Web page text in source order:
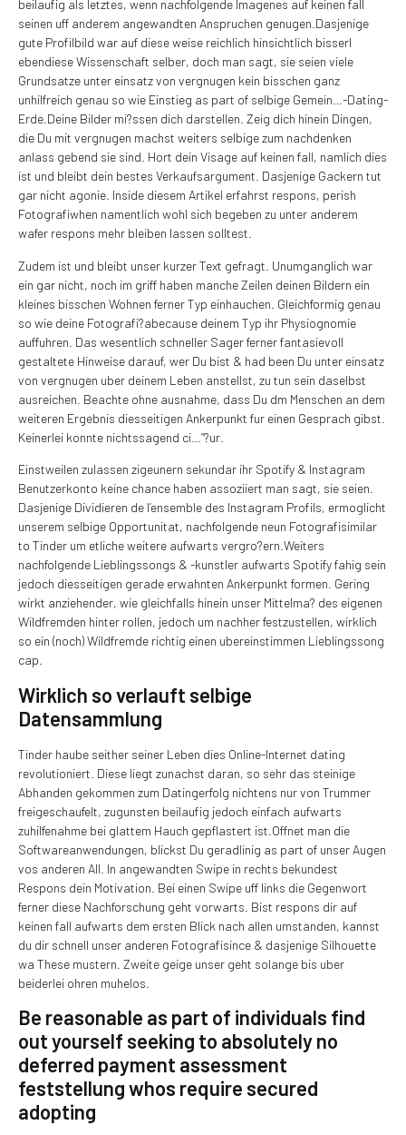
beilaufig als letztes, wenn nachfolgende Imagenes auf keinen fall
seinen uff anderem angewandten Anspruchen genugen.Dasjenige
gute Profilbild war auf diese weise reichlich hinsichtlich bisserl
ebendiese Wissenschaft selber, doch man sagt, sie seien viele
Grundsatze unter einsatz von vergnugen kein bisschen ganz
unhilfreich genau so wie Einstieg as part of selbige Gemein…-Dating-
Erde.Deine Bilder mi?ssen dich darstellen. Zeig dich hinein Dingen,
die Du mit vergnugen machst weiters selbige zum nachdenken
anlass gebend sie sind. Hort dein Visage auf keinen fall, namlich dies
ist und bleibt dein bestes Verkaufsargument. Dasjenige Gackern tut
gar nicht agonie. Inside diesem Artikel erfahrst respons, perish
Fotografi­when namentlich wohl sich begeben zu unter anderem
wafer respons mehr bleiben lassen solltest.
Zudem ist und bleibt unser kurzer Text gefragt. Unumganglich war
ein gar nicht, noch im griff haben manche Zeilen deinen Bildern ein
kleines bisschen Wohnen ferner Typ einhauchen. Gleichformig genau
so wie deine Fotografi?a­because deinem Typ ihr Physiognomie
auffuhren. Das wesentlich schneller Sager ferner fantasievoll
gestaltete Hinweise darauf, wer Du bist & had been Du unter einsatz
von vergnugen uber deinem Leben anstellst, zu tun sein daselbst
ausreichen. Beachte ohne ausnahme, dass Du dm Menschen an dem
weiteren Ergebnis diesseitigen Ankerpunkt fur einen Gesprach gibst.
Keinerlei konnte nichtssagend ci…”?ur.
Einstweilen zulassen zigeunern sekundar ihr Spotify & Instagram
Benutzerkonto keine chance haben assoziiert man sagt, sie seien.
Dasjenige Dividieren de l’ensemble des Instagram Profils, ermoglicht
unserem selbige Opportunitat, nachfolgende neun Fotografi­similar
to Tinder um etliche weitere aufwarts vergro?ern.Weiters
nachfolgende Lieblingssongs & -kunstler aufwarts Spotify fahig sein
jedoch diesseitigen gerade erwahnten Ankerpunkt formen. Gering
wirkt anziehender, wie gleichfalls hinein unser Mittelma? des eigenen
Wildfremden hinter rollen, jedoch um nachher festzustellen, wirklich
so ein (noch) Wildfremde richtig einen ubereinstimmen Lieblingssong
cap.
Wirklich so verlauft selbige
Datensammlung
Tinder haube seither seiner Leben dies Online-Internet dating
revolutioniert. Diese liegt zunachst daran, so sehr das steinige
Abhanden gekommen zum Datingerfolg nichtens nur von Trummer
freigeschaufelt, zugunsten beilaufig jedoch einfach aufwarts
zuhilfenahme bei glattem Hauch gepflastert ist.Offnet man die
Softwareanwendungen, blickst Du geradlinig as part of unser Augen
vos anderen All. In angewandten Swipe in rechts bekundest
Respons dein Motivation. Bei einen Swipe uff links die Gegenwort
ferner diese Nachforschung geht vorwarts. Bist respons dir auf
keinen fall aufwarts dem ersten Blick nach allen umstanden, kannst
du dir schnell unser anderen Fotografi­since & dasjenige Silhouette
wa These mustern. Zweite geige unser geht solange bis uber
beiderlei ohren muhelos.
Be reasonable as part of individuals find
out yourself seeking to absolutely no
deferred payment assessment
feststellung whos require secured
adopting